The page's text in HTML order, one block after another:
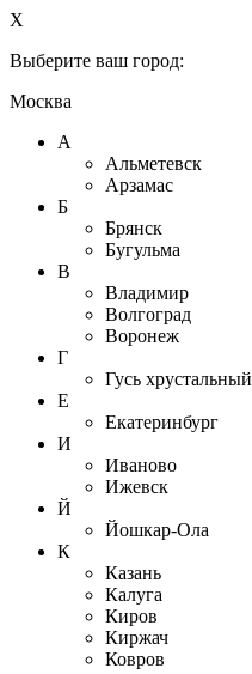
X
Выберите ваш город:
Москва
А
Альметевск
Арзамас
Б
Брянск
Бугульма
В
Владимир
Волгоград
Воронеж
Г
Гусь хрустальный
Е
Екатеринбург
И
Иваново
Ижевск
Й
Йошкар-Ола
К
Казань
Калуга
Киров
Киржач
Ковров